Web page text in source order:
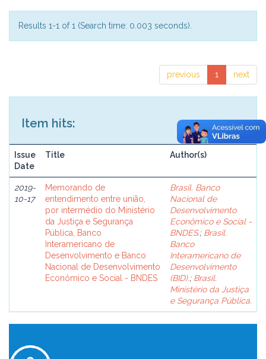
Results 1-1 of 1 (Search time: 0.003 seconds).
previous 1 next
Item hits:
Issue
Date
Title Author(s)
2019-
10-17
Memorando de
entendimento entre união,
por intermédio do Ministério
da Justiça e Segurança
Pública, Banco
Interamericano de
Desenvolvimento e Banco
Nacional de Desenvolvimento
Econômico e Social - BNDES
Brasil. Banco
Nacional de
Desenvolvimento
Econômico e Social -
BNDES.; Brasil.
Banco
Interamericano de
Desenvolvimento
(BID).; Brasil.
Ministério da Justiça
e Segurança Pública.